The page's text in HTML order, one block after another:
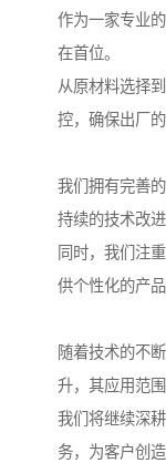
作为一家专业
在首位。
从原材料选择
控，确保出厂
我们拥有完善
持续的技术改
同时，我们注
供个性化的产
随着技术的不
升，其应用范
我们将继续深
务，为客户创造